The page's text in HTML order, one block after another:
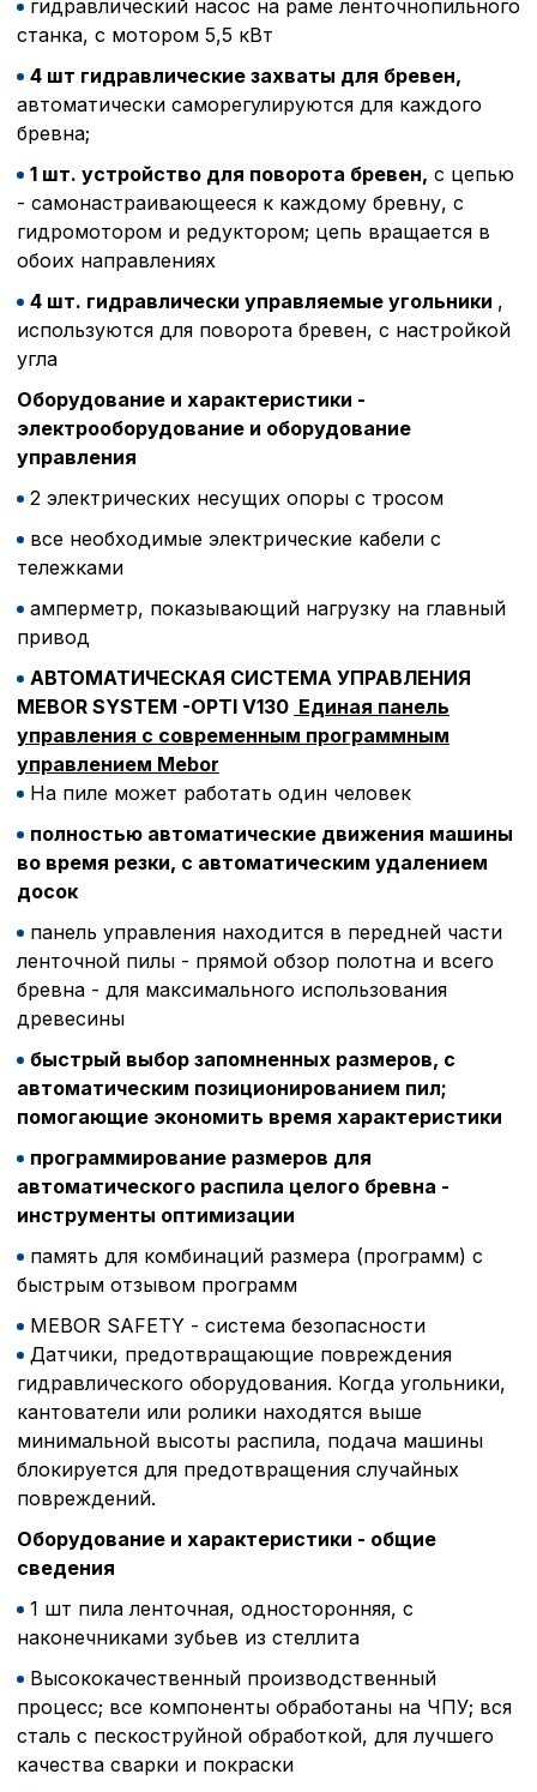
гидравлический насос на раме ленточнопильного
станка, с мотором 5,5 кВт
4 шт гидравлические захваты для бревен,
автоматически саморегулируются для каждого
бревна;
1 шт. устройство для поворота бревен, с цепью
- самонастраивающееся к каждому бревну, с
гидромотором и редуктором; цепь вращается в
обоих направлениях
4 шт. гидравлически управляемые угольники ,
используются для поворота бревен, с настройкой
угла
Оборудование и характеристики -
электрооборудование и оборудование
управления
2 электрических несущих опоры с тросом
все необходимые электрические кабели с
тележками
амперметр, показывающий нагрузку на главный
привод
АВТОМАТИЧЕСКАЯ СИСТЕМА УПРАВЛЕНИЯ
MEBOR SYSTEM -OPTI V130 Единая панель
управления с современным программным
управлением Mebor
На пиле может работать один человек
полностью автоматические движения машины
во время резки, с автоматическим удалением
досок
панель управления находится в передней части
ленточной пилы - прямой обзор полотна и всего
бревна - для максимального использования
древесины
быстрый выбор запомненных размеров, с
автоматическим позиционированием пил;
помогающие экономить время характеристики
программирование размеров для
автоматического распила целого бревна -
инструменты оптимизации
память для комбинаций размера (программ) с
быстрым отзывом программ
MEBOR SAFETY - система безопасности
Датчики, предотвращающие повреждения
гидравлического оборудования. Когда угольники,
кантователи или ролики находятся выше
минимальной высоты распила, подача машины
блокируется для предотвращения случайных
повреждений.
Оборудование и характеристики - общие
сведения
1 шт пила ленточная, односторонняя, с
наконечниками зубьев из стеллита
Высококачественный производственный
процесс; все компоненты обработаны на ЧПУ; вся
сталь с пескоструйной обработкой, для лучшего
качества сварки и покраски